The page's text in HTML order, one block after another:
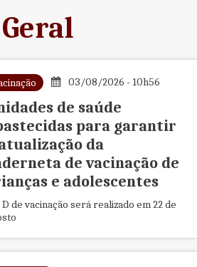
Geral
03/08/2026 - 10h56
de saúde
para garantir
da
de vacinação de
e adolescentes
D de vacinação será realizado em 22 de